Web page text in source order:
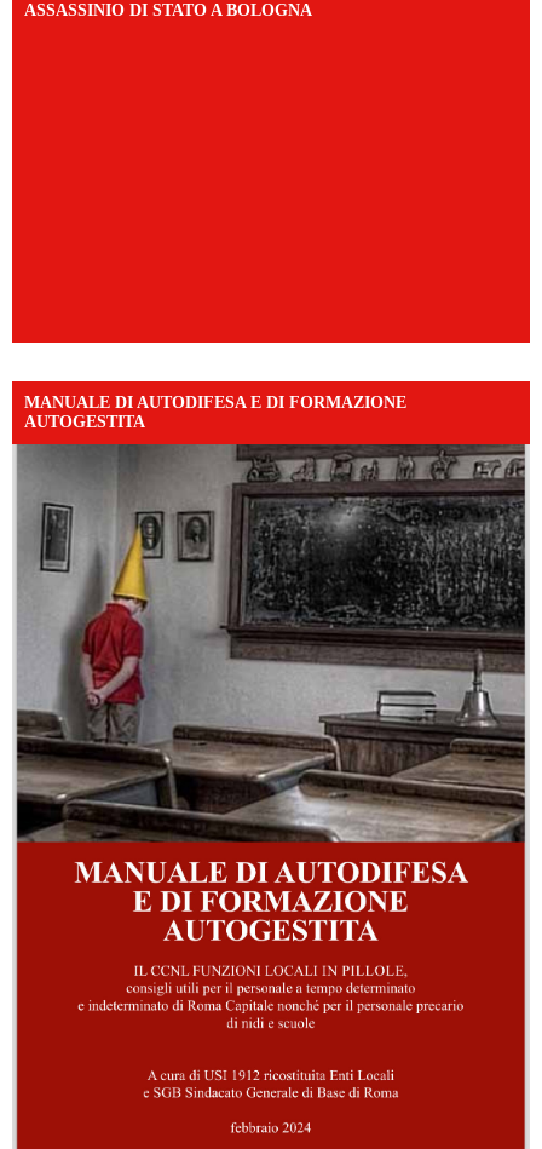
ASSASSINIO DI STATO A BOLOGNA
MANUALE DI AUTODIFESA E DI FORMAZIONE
AUTOGESTITA